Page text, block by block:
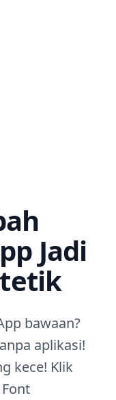
Jadi
bawaan?
aplikasi!
kece! Klik